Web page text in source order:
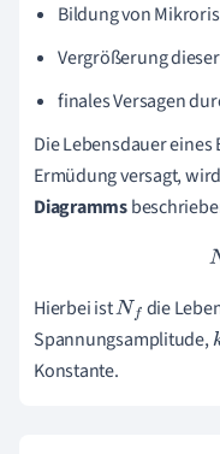
Bildung von
Vergrößerung
finales Versagen
Die Lebensdauer
Ermüdung versagt,
Diagramms
Hierbei istNf die
Spannungsamplitude,
Konstante.